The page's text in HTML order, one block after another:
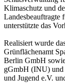
Klimaschutz und
Landesbeauftragte
unterstützte das
Realisiert wurde
Grünflächenamt
Berlin GmbH
gGmbH (INU) und
und Jugend e.V.